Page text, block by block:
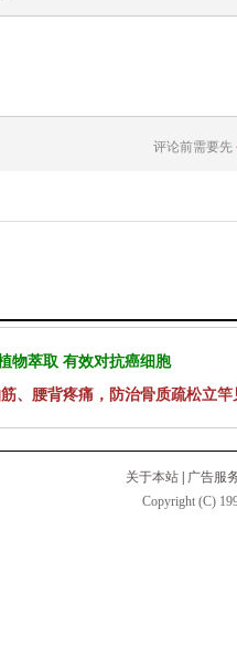
评论前需要先
物萃取 有效对抗癌细胞
、腰背疼痛，防治骨质疏松立竿
关于本站
广告服
Copyright (C)